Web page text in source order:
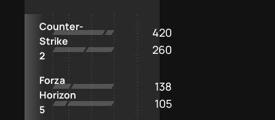
Counter-
Strike
2
420
260
Forza
Horizon
5
138
105